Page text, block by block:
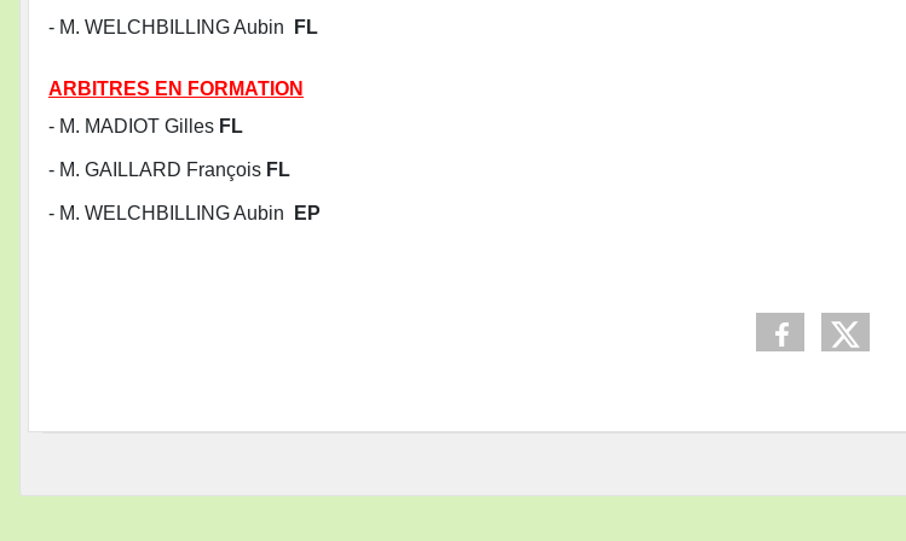
- M. WELCHBILLING Aubin FL
ARBITRES EN FORMATION
- M. MADIOT Gilles FL
- M. GAILLARD François FL
- M. WELCHBILLING Aubin EP